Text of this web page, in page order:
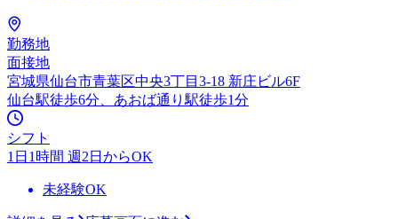
勤務地
面接地
宮城県仙台市青葉区中央3丁目3-18 新庄ビル6F
仙台駅徒歩6分、あおば通り駅徒歩1分
シフト
1日1時間 週2日からOK
未経験OK